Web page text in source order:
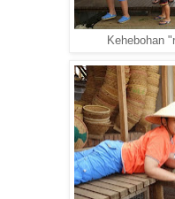
Kehebohan